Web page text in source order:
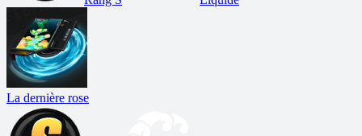
La dernière rose